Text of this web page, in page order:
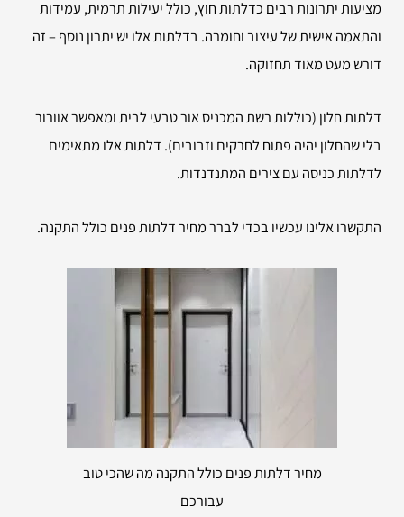
מציעות יתרונות רבים כדלתות חוץ, כולל יעילות תרמית, עמידות
והתאמה אישית של עיצוב וחומרה. בדלתות אלו יש יתרון נוסף – זה
דורש מעט מאוד תחזוקה.
דלתות חלון (כוללות רשת המכניס אור טבעי לבית ומאפשר אוורור
בלי שהחלון יהיה פתוח לחרקים וזבובים). דלתות אלו מתאימים
לדלתות כניסה עם צירים המתנדנדות.
התקשרו אלינו עכשיו בכדי לברר מחיר דלתות פנים כולל התקנה.
מחיר דלתות פנים כולל התקנה מה שהכי טוב
עבורכם